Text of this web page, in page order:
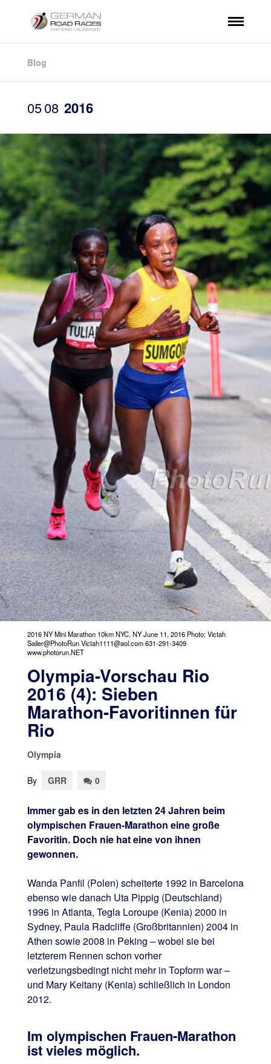
Blog
0508 2016
2016 NY Mini Marathon 10km NYC, NY June 11, 2016 Photo: Victah
Sailer@PhotoRun Victah1111@aol.com 631-291-3409
www.photorun.NET
Olympia-Vorschau Rio
2016 (4): Sieben
Marathon-Favoritinnen für
Rio
Olympia
By GRR 0
Immer gab es in den letzten 24 Jahren beim
olympischen Frauen-Marathon eine große
Favoritin. Doch nie hat eine von ihnen
gewonnen.
Wanda Panfil (Polen) scheiterte 1992 in Barcelona
ebenso wie danach Uta Pippig (Deutschland)
1996 in Atlanta, Tegla Loroupe (Kenia) 2000 in
Sydney, Paula Radcliffe (Großbritannien) 2004 in
Athen sowie 2008 in Peking – wobei sie bei
letzterem Rennen schon vorher
verletzungsbedingt nicht mehr in Topform war –
und Mary Keitany (Kenia) schließlich in London
2012.
Im olympischen Frauen-Marathon
ist vieles möglich.